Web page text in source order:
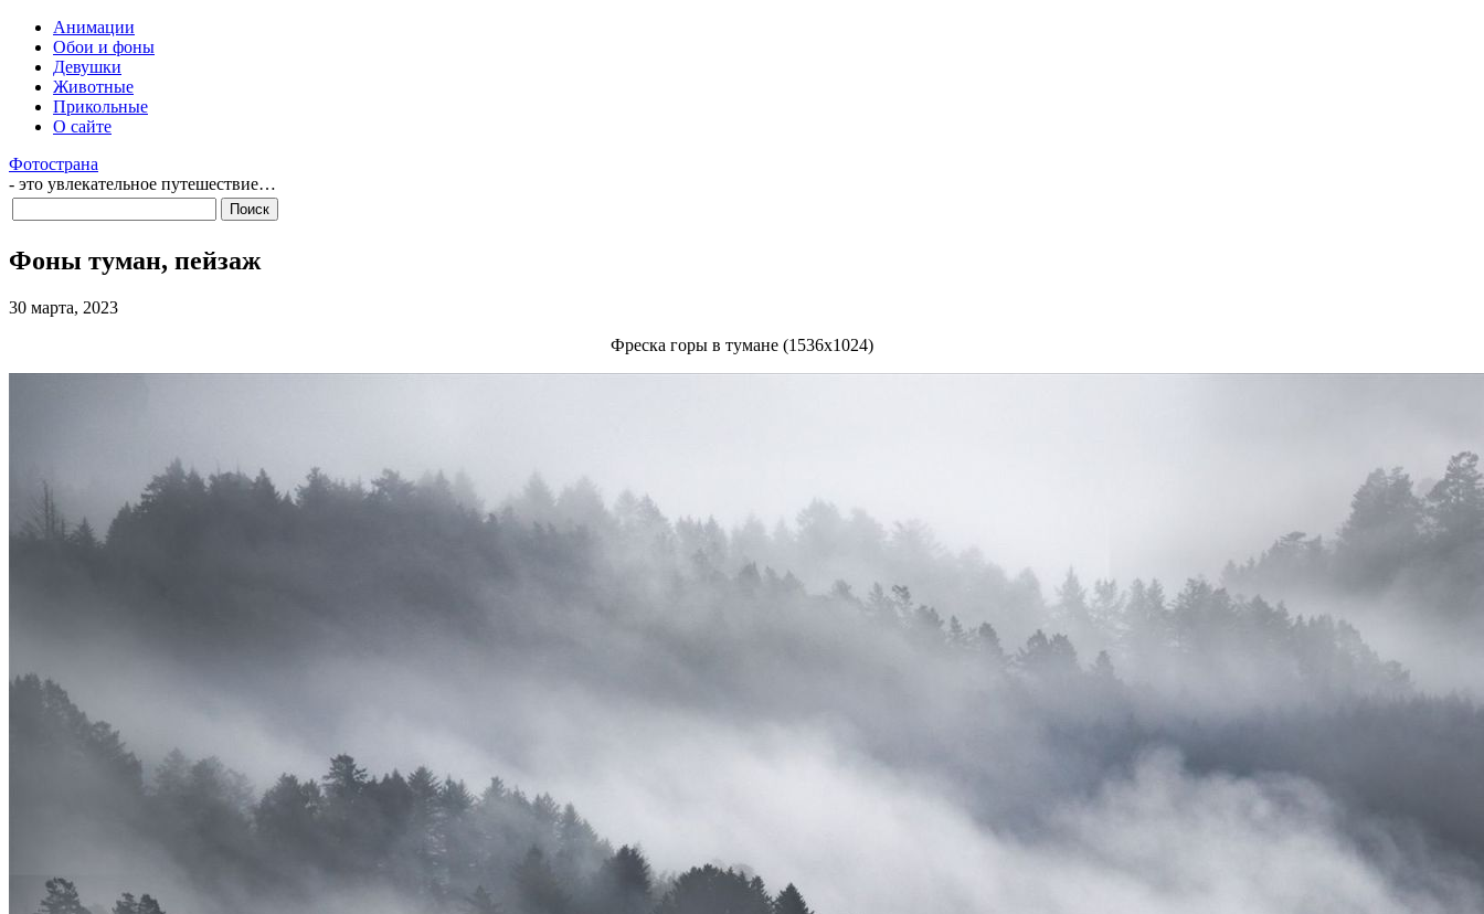
Анимации
Обои и фоны
Девушки
Животные
Прикольные
О сайте
Фотострана
- это увлекательное путешествие…
Фоны туман, пейзаж
30 марта, 2023
Фреска горы в тумане (1536x1024)